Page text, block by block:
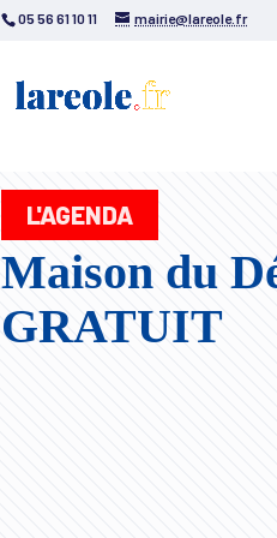
05 56 61 10 11 mairie@lareole.fr
L'AGENDA
Maison du
GRATUIT